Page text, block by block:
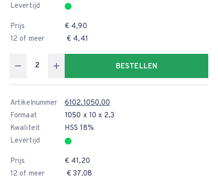
Levertijd
Prijs
€ 4,90
12 of meer
€ 4,41
BESTELLEN
Artikelnummer
6102.1050.00
Formaat
1050 x 10 x 2,3
Kwaliteit
HSS 18%
Levertijd
Prijs
€ 41,20
12 of meer
€ 37,08